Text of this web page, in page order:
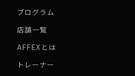
プログラム
店舗一覧
AFFEXとは
トレーナー